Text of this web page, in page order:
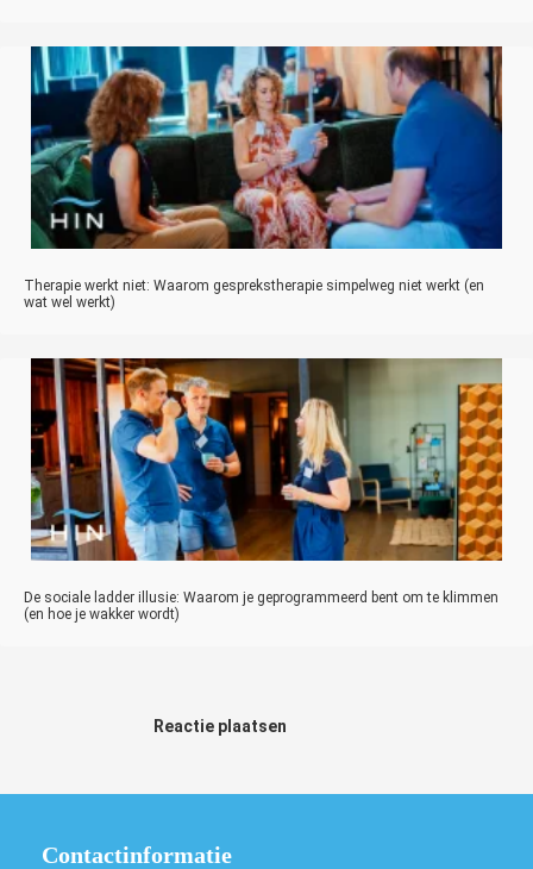
Therapie werkt niet: Waarom gesprekstherapie simpelweg niet werkt (en
wat wel werkt)
De sociale ladder illusie: Waarom je geprogrammeerd bent om te klimmen
(en hoe je wakker wordt)
Reactie plaatsen
Contactinformatie